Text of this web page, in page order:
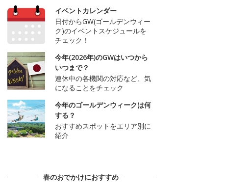
イベントカレンダー
日付からGW(ゴールデンウィー
ク)のイベントスケジュールを
チェック！
今年(2026年)のGWはいつから
いつまで？
連休中の各機関の対応など、気
になることをチェック
今年のゴールデンウィークは何
する？
おすすめスポットをエリア別に
紹介
春のおでかけにおすすめ